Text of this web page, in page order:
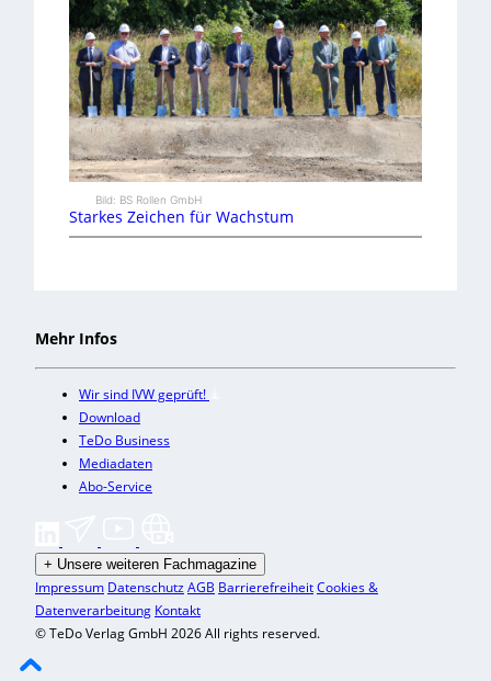
Bild: BS Rollen GmbH
Starkes Zeichen für Wachstum
Mehr Infos
Wir sind IVW geprüft!
Download
TeDo Business
Mediadaten
Abo-Service
+ Unsere weiteren Fachmagazine
Impressum DatenschutzAGB BarrierefreiheitCookies &
Datenverarbeitung Kontakt
© TeDo Verlag GmbH 2026 All rights reserved.